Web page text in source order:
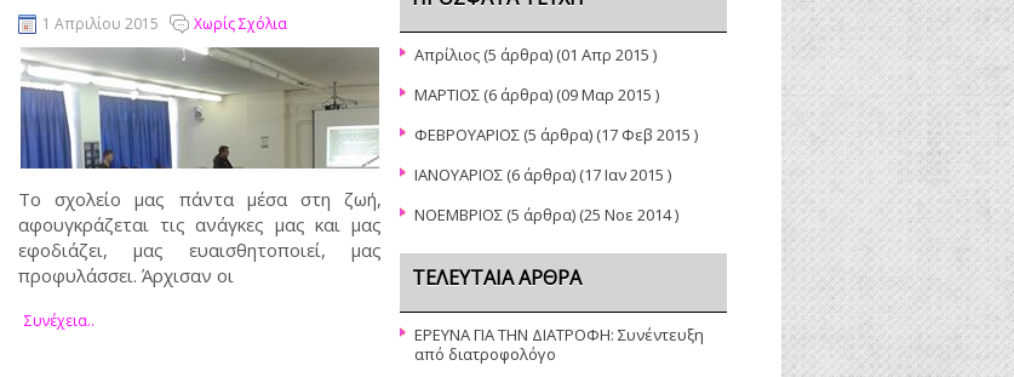
1 Απριλίου 2015 Χωρίς Σχόλια
Το σχολείο μας πάντα μέσα στη ζωή,
αφουγκράζεται τις ανάγκες μας και μας
εφοδιάζει, μας ευαισθητοποιεί, μας
προφυλάσσει. Άρχισαν οι
Συνέχεια..
Απρίλιος (5 άρθρα) (01 Απρ 2015 )
ΜΑΡΤΙΟΣ (6 άρθρα) (09 Μαρ 2015 )
ΦΕΒΡΟΥΑΡΙΟΣ (5 άρθρα) (17 Φεβ 2015 )
ΙΑΝΟΥΑΡΙΟΣ (6 άρθρα) (17 Ιαν 2015 )
ΝΟΕΜΒΡΙΟΣ (5 άρθρα) (25 Νοε 2014 )
ΤΕΛΕΥΤΑΊΑ ΆΡΘΡΑ
ΕΡΕΥΝΑ ΓΙΑ ΤΗΝ ΔΙΑΤΡΟΦΗ: Συνέντευξη
από διατροφολόγο